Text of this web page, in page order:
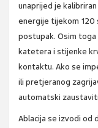
unaprijed je
energije tijekom 120
postupak. Osim
katetera i stijenke
kontaktu. Ako se
ili pretjeranog
automatski
Ablacija se izvodi od